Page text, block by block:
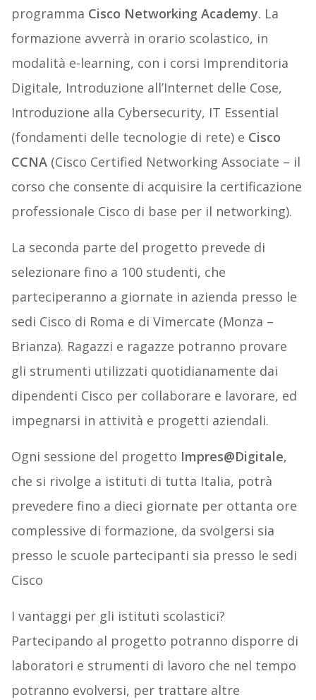
programma Cisco Networking Academy. La
formazione avverrà in orario scolastico, in
modalità e-learning, con i corsi Imprenditoria
Digitale, Introduzione all’Internet delle Cose,
Introduzione alla Cybersecurity, IT Essential
(fondamenti delle tecnologie di rete) e Cisco
CCNA(Cisco Certified Networking Associate – il
corso che consente di acquisire la certificazione
professionale Cisco di base per il networking).
La seconda parte del progetto prevede di
selezionare fino a 100 studenti, che
parteciperanno a giornate in azienda presso le
sedi Cisco di Roma e di Vimercate (Monza –
Brianza). Ragazzi e ragazze potranno provare
gli strumenti utilizzati quotidianamente dai
dipendenti Cisco per collaborare e lavorare, ed
impegnarsi in attività e progetti aziendali.
Ogni sessione del progetto Impres@Digitale,
che si rivolge a istituti di tutta Italia, potrà
prevedere fino a dieci giornate per ottanta ore
complessive di formazione, da svolgersi sia
presso le scuole partecipanti sia presso le sedi
Cisco
I vantaggi per gli istituti scolastici?
Partecipando al progetto potranno disporre di
laboratori e strumenti di lavoro che nel tempo
potranno evolversi, per trattare altre